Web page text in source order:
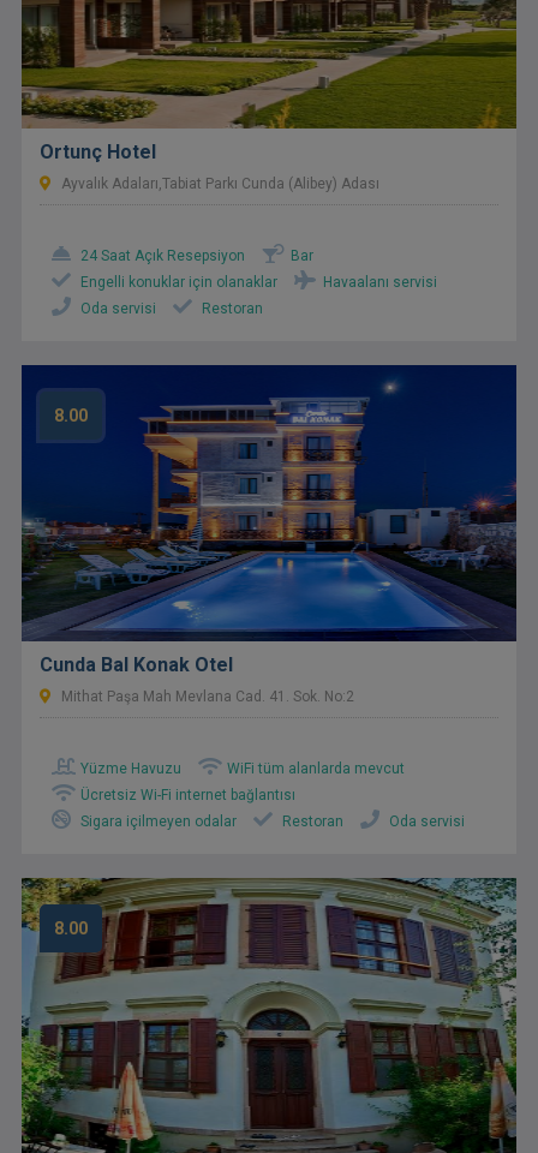
Ortunç Hotel
Ayvalık Adaları,Tabiat Parkı Cunda (Alibey) Adası
24 Saat Açık Resepsiyon
Bar
Engelli konuklar için olanaklar
Havaalanı servisi
Oda servisi
Restoran
8.00
Cunda Bal Konak Otel
Mithat Paşa Mah Mevlana Cad. 41. Sok. No:2
Yüzme Havuzu
WiFi tüm alanlarda mevcut
Ücretsiz Wi-Fi internet bağlantısı
Sigara içilmeyen odalar
Restoran Oda servisi
8.00